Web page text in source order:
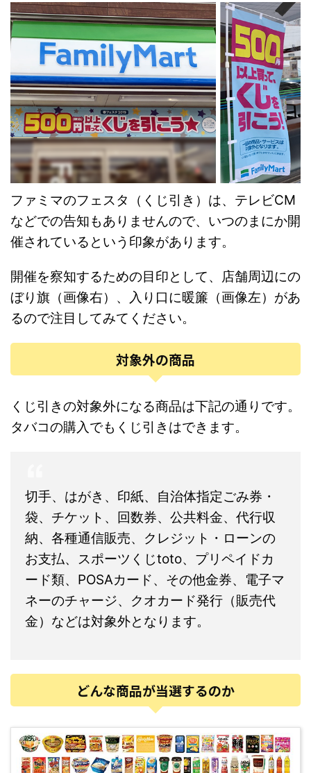
ファミマのフェスタ（くじ引き）は、テレビCM
などでの告知もありませんので、いつのまにか開
催されているという印象があります。
開催を察知するための目印として、店舗周辺にの
ぼり旗（画像右）、入り口に暖簾（画像左）があ
るので注目してみてください。
対象外の商品
くじ引きの対象外になる商品は下記の通りです。
タバコの購入でもくじ引きはできます。
切手、はがき、印紙、自治体指定ごみ券・
袋、チケット、回数券、公共料金、代行収
納、各種通信販売、クレジット・ローンの
お支払、スポーツくじtoto、プリペイドカ
ード類、POSAカード、その他金券、電子マ
ネーのチャージ、クオカード発行（販売代
金）などは対象外となります。
どんな商品が当選するのか